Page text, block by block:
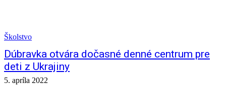
Školstvo
Dúbravka otvára dočasné denné centrum pre
deti z Ukrajiny
5. apríla 2022